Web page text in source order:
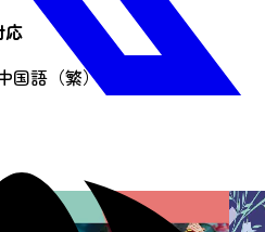
応
語（繁）,韓国語